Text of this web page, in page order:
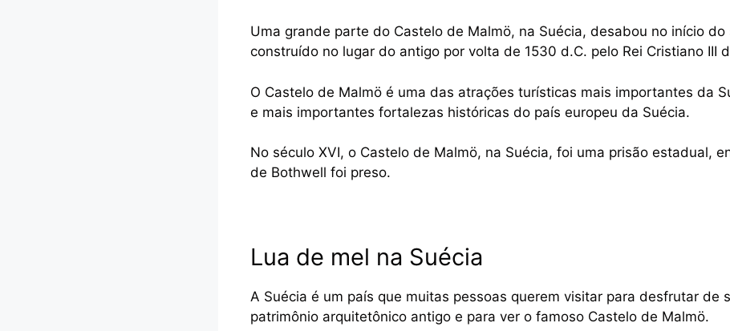
Uma grande parte do Castelo de Malmö, na Suécia, desabou no início
construído no lugar do antigo por volta de 1530 d.C. pelo Rei Cristiano III
O Castelo de Malmö é uma das atrações turísticas mais importantes da
e mais importantes fortalezas históricas do país europeu da Suécia.
No século XVI, o Castelo de Malmö, na Suécia, foi uma prisão estadual,
de Bothwell foi preso.
Lua de mel na Suécia
A Suécia é um país que muitas pessoas querem visitar para desfrutar de
patrimônio arquitetônico antigo e para ver o famoso Castelo de Malmö.